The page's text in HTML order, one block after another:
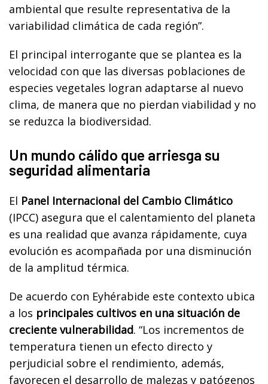
ambiental que resulte representativa de la
variabilidad climática de cada región”.
El principal interrogante que se plantea es la
velocidad con que las diversas poblaciones de
especies vegetales logran adaptarse al nuevo
clima, de manera que no pierdan viabilidad y no
se reduzca la biodiversidad.
Un mundo cálido que arriesga su
seguridad alimentaria
El Panel Internacional del Cambio Climático
(IPCC) asegura que el calentamiento del planeta
es una realidad que avanza rápidamente, cuya
evolución es acompañada por una disminución
de la amplitud térmica.
De acuerdo con Eyhérabide este contexto ubica
a los principales cultivos en una situación de
creciente vulnerabilidad. “Los incrementos de
temperatura tienen un efecto directo y
perjudicial sobre el rendimiento, además,
favorecen el desarrollo de malezas y patógenos